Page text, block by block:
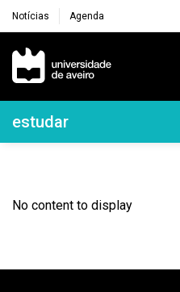
Notícias Agenda
Navegação
Navegação Lateral
estudar
No content to display